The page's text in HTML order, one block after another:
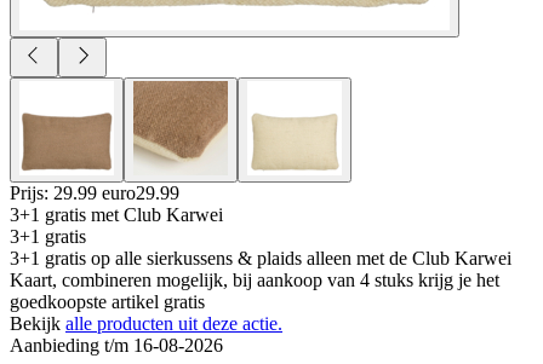
Prijs: 29.99 euro29.99
3+1 gratis met Club Karwei
3+1 gratis
3+1 gratis op alle sierkussens & plaids alleen met de Club Karwei
Kaart, combineren mogelijk, bij aankoop van 4 stuks krijg je het
goedkoopste artikel gratis
Bekijk alle producten uit deze actie.
Aanbieding t/m 16-08-2026